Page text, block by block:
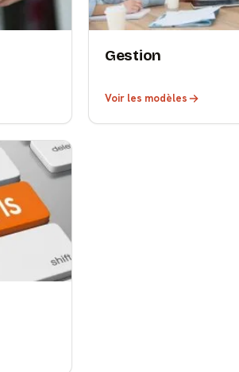
Gestion
Voir les modèles